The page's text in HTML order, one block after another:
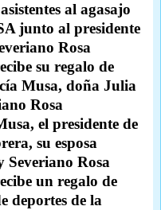
al agasajo
junto al presidente
Rosa
su regalo de
Musa, doña Julia
Rosa
el presidente de
su esposa
Rosa
un regalo de
deportes de la